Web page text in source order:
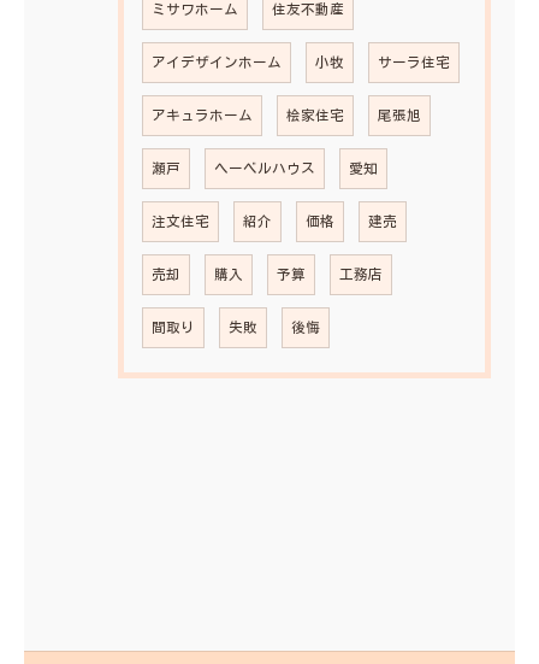
ミサワホーム 住友不動産
アイデザインホーム 小牧 サーラ住宅
アキュラホーム 桧家住宅 尾張旭
瀬戸 ヘーベルハウス 愛知
注文住宅 紹介 価格 建売
売却 購入 予算 工務店
間取り 失敗 後悔